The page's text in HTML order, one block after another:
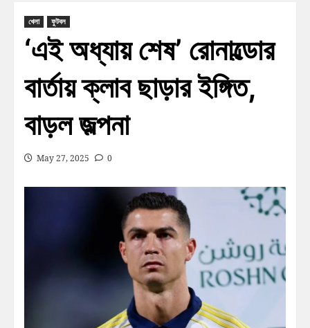
খেলা ফুটবল
‘এই অধ্যায় শেষ’ রোনাল্ডোর
বার্তায় ক্লাব ছাড়ার ইঙ্গিত,
বাড়ল জল্পনা
May 27, 2025 0